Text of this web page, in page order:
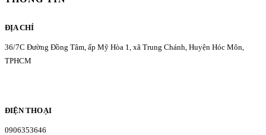
ĐỊA CHỈ
36/7C Đường Đồng Tâm, ấp Mỹ Hòa 1, xã Trung Chánh, Huyện Hóc Môn,
TPHCM
ĐIỆN THOẠI
0906353646